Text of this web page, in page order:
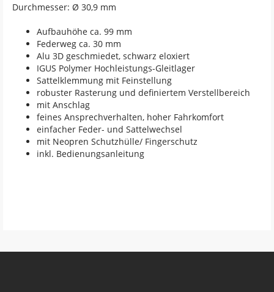
Durchmesser: Ø 30,9 mm
Aufbauhöhe ca. 99 mm
Federweg ca. 30 mm
Alu 3D geschmiedet, schwarz eloxiert
IGUS Polymer Hochleistungs-Gleitlager
Sattelklemmung mit Feinstellung
robuster Rasterung und definiertem Verstellbereich
mit Anschlag
feines Ansprechverhalten, hoher Fahrkomfort
einfacher Feder- und Sattelwechsel
mit Neopren Schutzhülle/ Fingerschutz
inkl. Bedienungsanleitung